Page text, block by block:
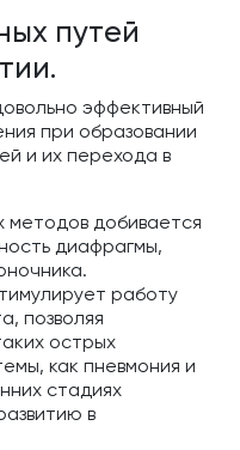
путей
эффективный
при образовании
и их перехода в
добивается
диафрагмы,
работу
позволяя
острых
как пневмония и
стадиях
в